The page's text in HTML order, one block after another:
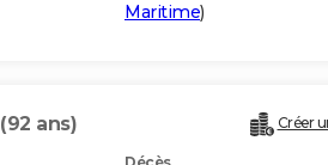
Maritime)
(92 ans) Créer